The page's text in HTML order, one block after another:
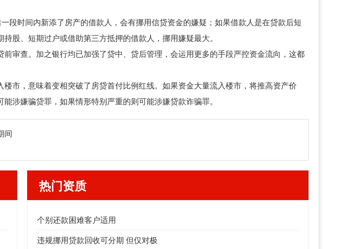
段时间内新添了房产的借款人，会有挪用信贷资金的嫌疑；如果借款人是在贷款后短
股、短期过户或借助第三方抵押的借款人，挪用嫌疑最大。
审查。加之银行均已加强了贷中、贷后管理，会运用更多的手段严控资金流向，这都
市，意味着变相突破了房贷首付比例红线。如果资金大量流入楼市，将推高资产价
涉嫌骗贷罪，如果情形特别严重的则可能涉嫌贷款诈骗罪。
间
热门资质
个别还款困难客户适用
违规挪用贷款回收可分期 但仅对极